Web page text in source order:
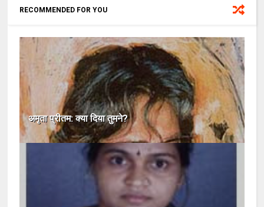
RECOMMENDED FOR YOU
अमृता प्रीतम: क्या दिया तुमने?